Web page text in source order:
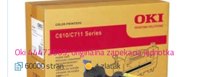
Oki 44472603, originálna zapekacia jednotka
60000 stran
1 zlaťák